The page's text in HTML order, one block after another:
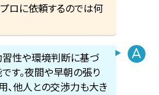
ロに依頼するのでは何
性や環境判断に基づ
す。夜間や早朝の張り
、他人との交渉力も大き